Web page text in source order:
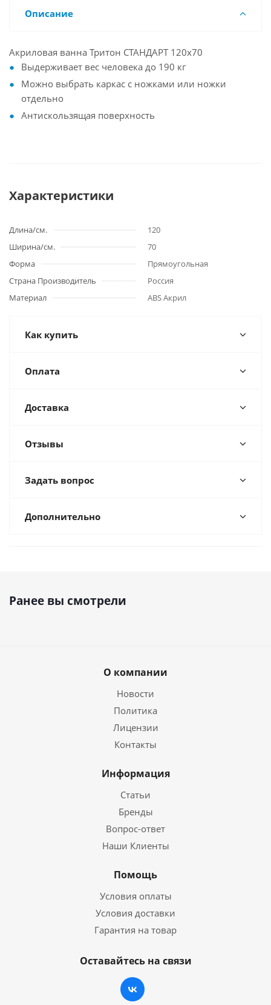
Описание
Акриловая ванна Тритон СТАНДАРТ 120x70
Выдерживает вес человека до 190 кг
Можно выбрать каркас с ножками или ножки
отдельно
Антискользящая поверхность
Характеристики
Длина/см.
120
Ширина/см.
70
Форма
Прямоугольная
Страна Производитель
Россия
Материал
ABS Акрил
Как купить
Оплата
Доставка
Отзывы
Задать вопрос
Дополнительно
Ранее вы смотрели
О компании
Новости
Политика
Лицензии
Контакты
Информация
Статьи
Бренды
Вопрос-ответ
Наши Клиенты
Помощь
Условия оплаты
Условия доставки
Гарантия на товар
Оставайтесь на связи